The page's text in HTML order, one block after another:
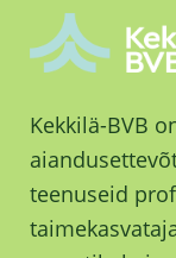
Kekkilä-BVB
teenuseid